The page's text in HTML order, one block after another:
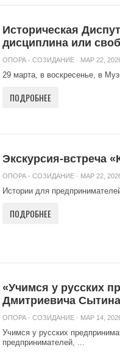
Историческая
дисциплина или
ОПОРА - СОЗИДАНИЕ · МАР 22,
29 марта, в воскресенье, в
ПОДРОБНЕЕ
Экскурсия-встреча
ОПОРА - СОЗИДАНИЕ · МАР 22,
Истории для
ПОДРОБНЕЕ
«Учимся у русских
Дмитриевича
ОПОРА - СОЗИДАНИЕ · МАР 14,
Учимся у русских
предпринимателей, ...